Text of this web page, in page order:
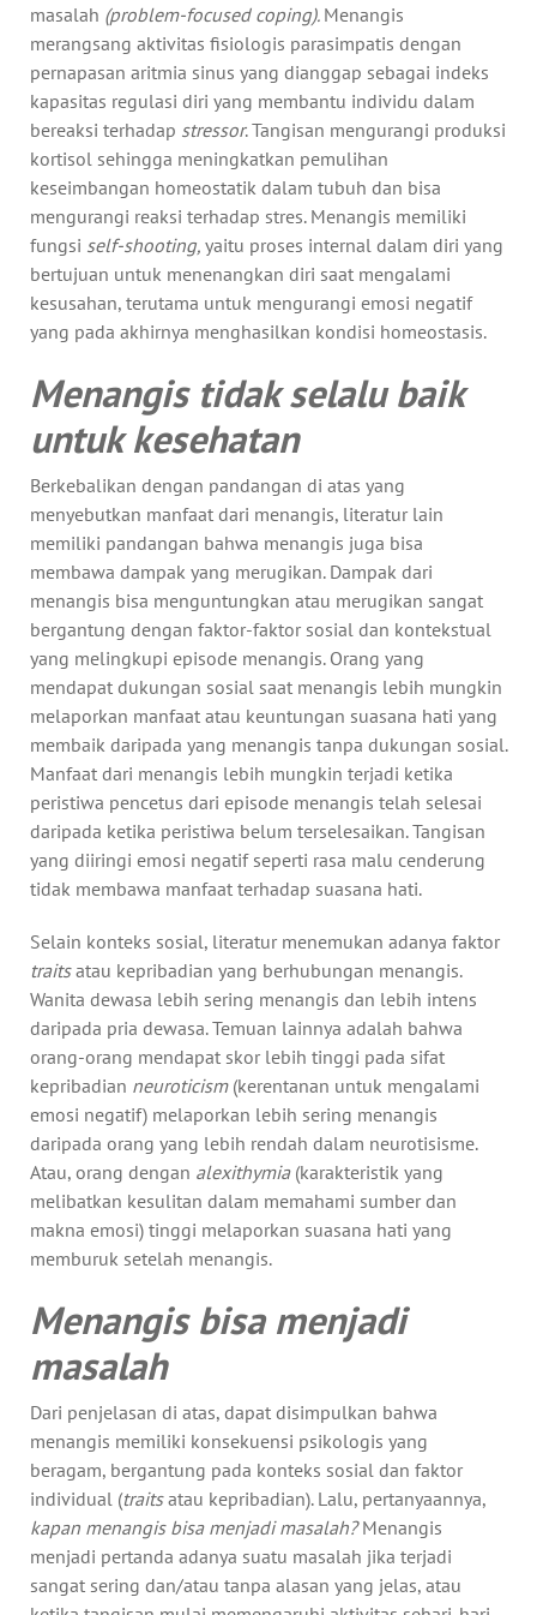
masalah (problem-focused coping). Menangis
merangsang aktivitas fisiologis parasimpatis dengan
pernapasan aritmia sinus yang dianggap sebagai indeks
kapasitas regulasi diri yang membantu individu dalam
bereaksi terhadap stressor. Tangisan mengurangi produksi
kortisol sehingga meningkatkan pemulihan
keseimbangan homeostatik dalam tubuh dan bisa
mengurangi reaksi terhadap stres. Menangis memiliki
fungsi self-shooting, yaitu proses internal dalam diri yang
bertujuan untuk menenangkan diri saat mengalami
kesusahan, terutama untuk mengurangi emosi negatif
yang pada akhirnya menghasilkan kondisi homeostasis.
Menangis tidak selalu baik
untuk kesehatan
Berkebalikan dengan pandangan di atas yang
menyebutkan manfaat dari menangis, literatur lain
memiliki pandangan bahwa menangis juga bisa
membawa dampak yang merugikan. Dampak dari
menangis bisa menguntungkan atau merugikan sangat
bergantung dengan faktor-faktor sosial dan kontekstual
yang melingkupi episode menangis. Orang yang
mendapat dukungan sosial saat menangis lebih mungkin
melaporkan manfaat atau keuntungan suasana hati yang
membaik daripada yang menangis tanpa dukungan sosial.
Manfaat dari menangis lebih mungkin terjadi ketika
peristiwa pencetus dari episode menangis telah selesai
daripada ketika peristiwa belum terselesaikan. Tangisan
yang diiringi emosi negatif seperti rasa malu cenderung
tidak membawa manfaat terhadap suasana hati.
Selain konteks sosial, literatur menemukan adanya faktor
traitsatau kepribadian yang berhubungan menangis.
Wanita dewasa lebih sering menangis dan lebih intens
daripada pria dewasa. Temuan lainnya adalah bahwa
orang-orang mendapat skor lebih tinggi pada sifat
kepribadian neuroticism(kerentanan untuk mengalami
emosi negatif) melaporkan lebih sering menangis
daripada orang yang lebih rendah dalam neurotisisme.
Atau, orang dengan alexithymia(karakteristik yang
melibatkan kesulitan dalam memahami sumber dan
makna emosi) tinggi melaporkan suasana hati yang
memburuk setelah menangis.
Menangis bisa menjadi
masalah
Dari penjelasan di atas, dapat disimpulkan bahwa
menangis memiliki konsekuensi psikologis yang
beragam, bergantung pada konteks sosial dan faktor
individual (traitsatau kepribadian). Lalu, pertanyaannya,
kapan menangis bisa menjadi masalah?Menangis
menjadi pertanda adanya suatu masalah jika terjadi
sangat sering dan/atau tanpa alasan yang jelas, atau